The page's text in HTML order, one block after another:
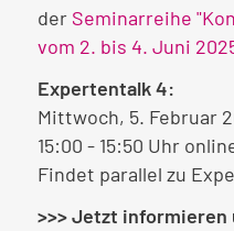
der Seminarreihe
vom 2. bis 4. Juni
Expertentalk 4:
Mittwoch, 5. Februar
15:00 - 15:50 Uhr
Findet parallel zu
>>> Jetzt informieren